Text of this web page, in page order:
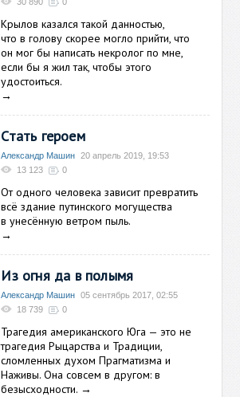
Крылов казался такой данностью,
что в голову скорее могло прийти, что
он мог бы написать некролог по мне,
если бы я жил так, чтобы этого
удостоиться.
→
Стать героем
Александр Машин
20 апрель 2019, 19:53
13 123
0
От одного человека зависит превратить
всё здание путинского могущества
в унесённую ветром пыль.
→
Из огня да в полымя
Александр Машин
05 сентябрь 2017, 02:55
18 739
0
Трагедия американского Юга — это не
трагедия Рыцарства и Традиции,
сломленных духом Прагматизма и
Наживы. Она совсем в другом: в
безысходности. →